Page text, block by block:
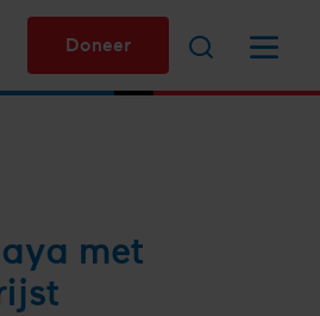
Doneer
met